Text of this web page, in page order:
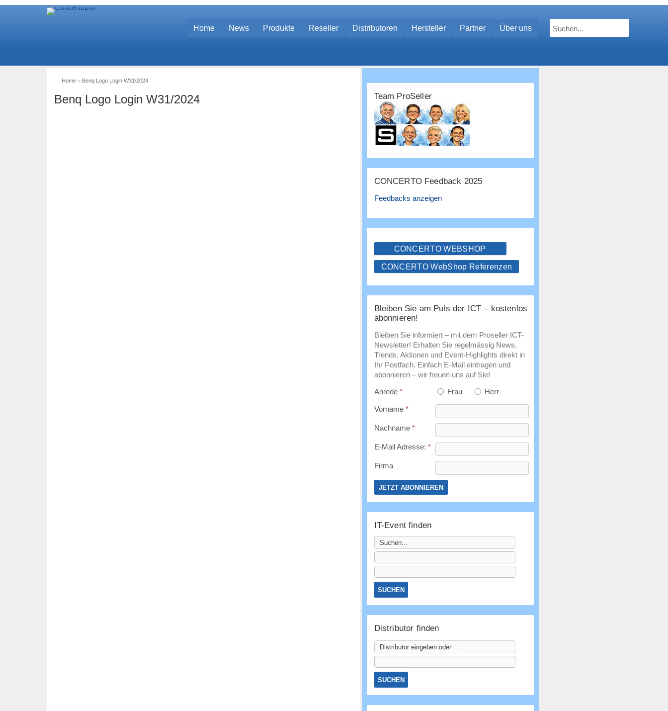
Home News Produkte Reseller Distributoren Hersteller Partner Über uns
Home> Benq Logo Login W31/2024
Benq Logo Login W31/2024 Team ProSeller
CONCERTO Feedback 2025
Feedbacks anzeigen
CONCERTO WEBSHOP
CONCERTO WebShop Referenzen
Bleiben Sie am Puls der ICT – kostenlos
abonnieren!
Bleiben Sie informiert – mit dem Proseller ICT-
Newsletter! Erhalten Sie regelmässig News,
Trends, Aktionen und Event-Highlights direkt in
Ihr Postfach. Einfach E-Mail eintragen und
abonnieren – wir freuen uns auf Sie!
Anrede * Frau Herr
Vorname *
Nachname *
E-Mail Adresse: *
Firma
IT-Event finden
Distributor finden